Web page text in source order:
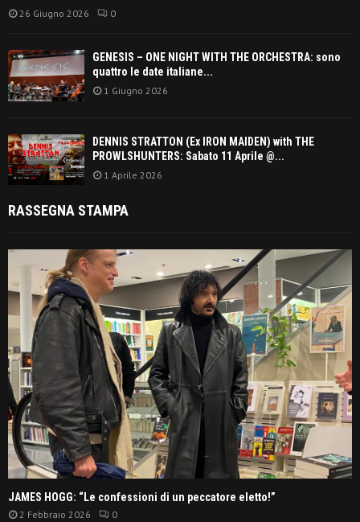
26 Giugno 2026 0
GENESIS – ONE NIGHT WITH THE ORCHESTRA: sono
quattro le date italiane...
1 Giugno 2026
DENNIS STRATTON (Ex IRON MAIDEN) with THE
PROWLSHUNTERS: Sabato 11 Aprile @...
1 Aprile 2026
RASSEGNA STAMPA
JAMES HOGG: “Le confessioni di un peccatore eletto!”
2 Febbraio 2026 0